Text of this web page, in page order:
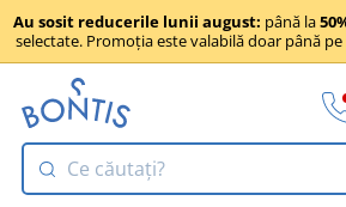
Au sosit reducerile lunii august: până la
selectate. Promoția este valabilă doar până pe